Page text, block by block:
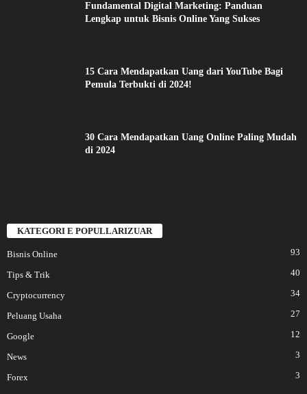
Fundamental Digital Marketing: Panduan
Lengkap untuk Bisnis Online Yang Sukses
15 Cara Mendapatkan Uang dari YouTube Bagi
Pemula Terbukti di 2024!
30 Cara Mendapatkan Uang Online Paling Mudah
di 2024
KATEGORI E POPULLARIZUAR
Bisnis Online 93
Tips & Trik 40
Cryptocurrency 34
Peluang Usaha 27
Google 12
News 3
Forex 3